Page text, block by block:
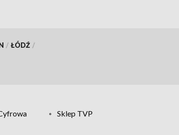
/ ŁÓDŹ /
Sklep TVP